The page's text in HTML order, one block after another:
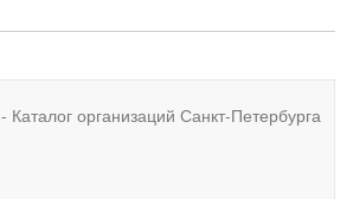
- Каталог организаций Санкт-Петербурга